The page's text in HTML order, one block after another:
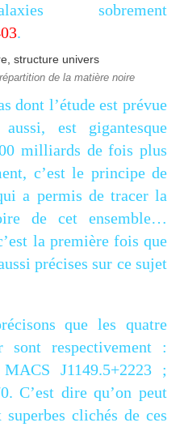
sobrement
.
de la matière noire
dont l’étude est prévue
est gigantesque
milliards de fois plus
c’est le principe de
a permis de tracer la
de cet ensemble…
la première fois que
précises sur ce sujet
que les quatre
sont respectivement :
J1149.5+2223 ;
C’est dire qu’on peut
superbes clichés de ces